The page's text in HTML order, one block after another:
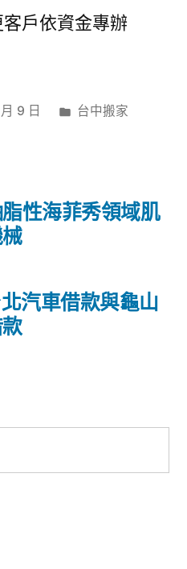
戶依資金專辦
9 日
分
台中搬家
汽車借款與龜山
性海菲秀領域肌